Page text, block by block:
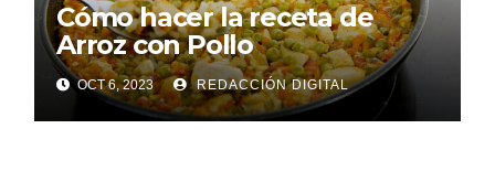
Cómo hacer la receta de
Arroz con Pollo
OCT 6, 2023 REDACCIÓN DIGITAL